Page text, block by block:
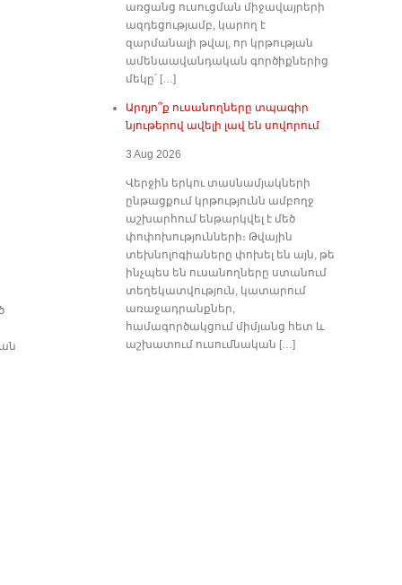
առցանց ուսուցման միջավայրերի
ազդեցությամբ, կարող է
զարմանալի թվալ, որ կրթության
ամենաավանդական գործիքներից
մեկը՝ […]
Արդյո՞ք ուսանողները տպագիր
նյութերով ավելի լավ են սովորում
3 Aug 2026
Վերջին երկու տասնամյակների
ընթացքում կրթությունն ամբողջ
աշխարհում ենթարկվել է մեծ
փոփոխությունների։ Թվային
տեխնոլոգիաները փոխել են այն, թե
ինչպես են ուսանողները ստանում
տեղեկատվություն, կատարում
առաջադրանքներ,
համագործակցում միմյանց հետ և
աշխատում ուսումնական […]